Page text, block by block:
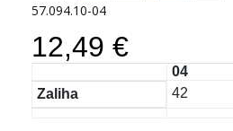
57.094.10-04
12,49 €
04
Zaliha
42